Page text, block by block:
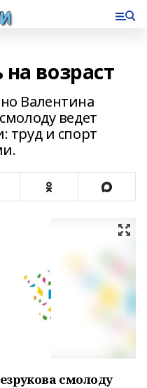
возраст
Валентина
ведет
труд и спорт
смолоду